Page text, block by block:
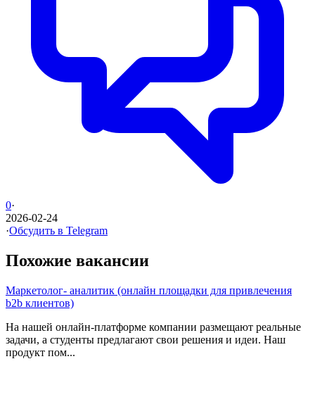
0·
2026-02-24
·Обсудить в Telegram
Похожие вакансии
Маркетолог- аналитик (онлайн площадки для привлечения
b2b клиентов)
На нашей онлайн-платформе компании размещают реальные
задачи, а студенты предлагают свои решения и идеи. Наш
продукт пом...